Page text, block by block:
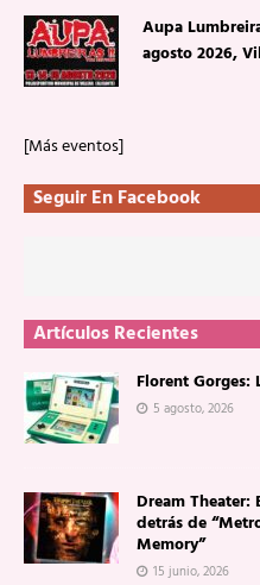
Aupa
agosto 2026,
[Más eventos]
Seguir En Facebook
Artículos Recientes
Florent
5 agosto, 2026
Dream
detrás de
Memory”
15 junio, 2026